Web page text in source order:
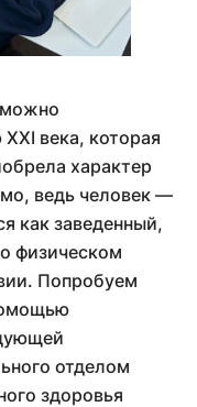
можно
века, которая
характер
ведь человек —
как заведенный,
физическом
Попробуем
отделом
здоровья